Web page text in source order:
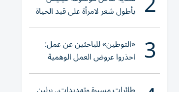
بأطول شعر لامرأة على قيد الحياة
3 «التوطين» للباحثين عن عمل:
احذروا عروض العمل الوهمية
وتحققوا عبر «الباركود»